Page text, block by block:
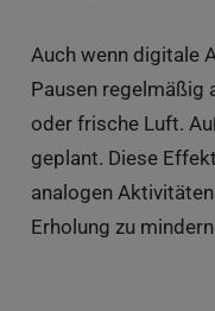
Auch wenn digitale
Pausen regelmäßig
oder frische Luft.
geplant. Diese
analogen
Erholung zu